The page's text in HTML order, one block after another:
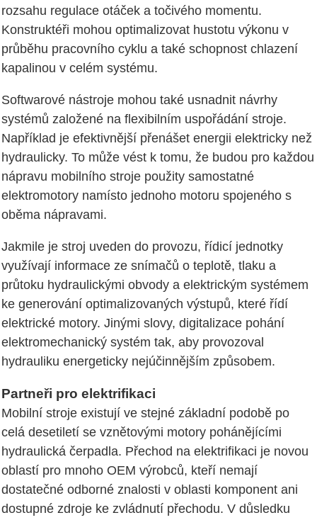
rozsahu regulace otáček a točivého momentu.
Konstruktéři mohou optimalizovat hustotu výkonu v
průběhu pracovního cyklu a také schopnost chlazení
kapalinou v celém systému.
Softwarové nástroje mohou také usnadnit návrhy
systémů založené na flexibilním uspořádání stroje.
Například je efektivnější přenášet energii elektricky než
hydraulicky. To může vést k tomu, že budou pro každou
nápravu mobilního stroje použity samostatné
elektromotory namísto jednoho motoru spojeného s
oběma nápravami.
Jakmile je stroj uveden do provozu, řídicí jednotky
využívají informace ze snímačů o teplotě, tlaku a
průtoku hydraulickými obvody a elektrickým systémem
ke generování optimalizovaných výstupů, které řídí
elektrické motory. Jinými slovy, digitalizace pohání
elektromechanický systém tak, aby provozoval
hydrauliku energeticky nejúčinnějším způsobem.
Partneři pro elektrifikaci
Mobilní stroje existují ve stejné základní podobě po
celá desetiletí se vznětovými motory pohánějícími
hydraulická čerpadla. Přechod na elektrifikaci je novou
oblastí pro mnoho OEM výrobců, kteří nemají
dostatečné odborné znalosti v oblasti komponent ani
dostupné zdroje ke zvládnutí přechodu. V důsledku